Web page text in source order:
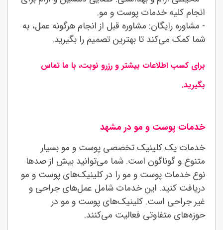
انجام کلیه خدمات پوست و مو.
- مشاوره رایگان: مشاوره قبل از انجام هرگونه عمل، به
شما کمک می‌کند تا بهترین تصمیم را بگیرید.
برای کسب اطلاعات بیشتر و رزرو نوبت، با ما تماس
بگیرید.
خدمات پوست و مو در مشهد
خدمات یک کلینیک تخصصی پوست و مو بسیار
متنوع و گوناگون است. شما می‌توانید بیش از صدها
نوع خدمات پوست و مو را در کلینیک‌های پوست و مو
دریافت کنید. این خدمات شامل عمل‌های جراحی و
غیر جراحی است. کلینیک‌های پوست و مو در
حوزه‌های متفاوتی فعالیت می‌کنند.